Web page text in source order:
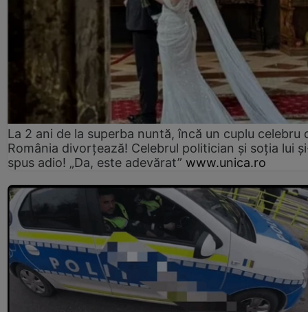
La 2 ani de la superba nuntă, încă un cuplu celebru
România divorțează! Celebrul politician și soția lui
spus adio! „Da, este adevărat” www.unica.ro